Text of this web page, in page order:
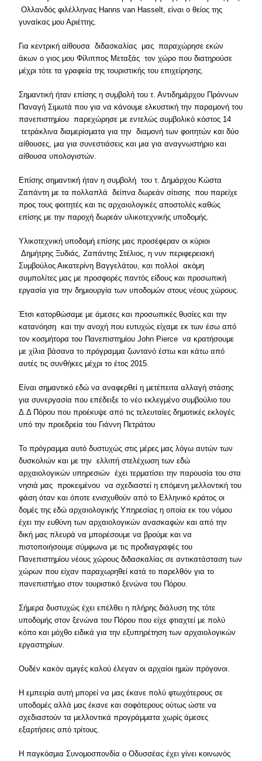
Ολλανδός φιλέλληνας Hanns van Hasselt, είναι ο θείος της
γυναίκας μου Αριέττης.
Για κεντρική αίθουσα διδασκαλίας μας παραχώρησε εκών
άκων ο γιος μου Φίλιππος Μεταξάς τον χώρο που διατηρούσε
μέχρι τότε τα γραφεία της τουριστικής του επιχείρησης.
Σημαντική ήταν επίσης η συμβολή του τ. Αντιδημάρχου Πρόννων
Παναγή Σιμωτά που για να κάνουμε ελκυστική την παραμονή του
πανεπιστημίου παρεχώρησε με εντελώς συμβολικό κόστος 14
τετράκλινα διαμερίσματα για την διαμονή των φοιτητών και δύο
αίθουσες, μια για συνεστιάσεις και μια για αναγνωστήριο και
αίθουσα υπολογιστών.
Επίσης σημαντική ήταν η συμβολή του τ. Δημάρχου Κώστα
Ζαπάντη με τα πολλαπλά δείπνα δωρεάν σίτισης που παρείχε
προς τους φοιτητές και τις αρχαιολογικές αποστολές καθώς
επίσης με την παροχή δωρεάν υλικοτεχνικής υποδομής.
Υλικοτεχνική υποδομή επίσης μας προσέφεραν οι κύριοι
Δημήτρης Ξυδιάς, Ζαπάντης Στέλιος, η νυν περιφερειακή
Συμβούλος Αικατερίνη Βαγγελάτου, και πολλοί ακόμη
συμπολίτες μας με προσφορές παντός είδους και προσωπική
εργασία για την δημιουργία των υποδομών στους νέους χώρους.
Έτσι κατορθώσαμε με άμεσες και προσωπικές θυσίες και την
κατανόηση και την ανοχή που ευτυχώς είχαμε εκ των έσω από
τον κοσμήτορα του Πανεπιστημίου John Pierce να κρατήσουμε
με χίλια βάσανα το πρόγραμμα ζωντανό έστω και κάτω από
αυτές τις συνθήκες μέχρι το έτος 2015.
Είναι σημαντικό εδώ να αναφερθεί η μετέπειτα αλλαγή στάσης
για συνεργασία που επέδειξε το νέο εκλεγμένο συμβούλιο του
Δ.Δ Πόρου που προέκυψε από τις τελευταίες δημοτικές εκλογές
υπό την προεδρεία του Γιάννη Πετράτου
Το πρόγραμμα αυτό δυστυχώς στις μέρες μας λόγω αυτών των
δυσκολιών και με την ελλιπή στελέχωση των εδώ
αρχαιολογικών υπηρεσιών έχει τερματίσει την παρουσία του στα
νησιά μας προκειμένου να σχεδιαστεί η επόμενη μελλοντική του
φάση όταν και όποτε ενισχυθούν από το Ελληνικό κράτος οι
δομές της εδώ αρχαιολογικής Υπηρεσίας η οποία εκ του νόμου
έχει την ευθύνη των αρχαιολογικών ανασκαφών και από την
δική μας πλευρά να μπορέσουμε να βρούμε και να
πιστοποιήσουμε σύμφωνα με τις προδιαγραφές του
Πανεπιστημίου νέους χώρους διδασκαλίας σε αντικατάσταση των
χώρων που είχαν παραχωρηθεί κατά το παρελθόν για το
πανεπιστήμιο στον τουριστικό ξενώνα του Πόρου.
Σήμερα δυστυχώς έχει επέλθει η πλήρης διάλυση της τότε
υποδομής στον ξενώνα του Πόρου που είχε φτιαχτεί με πολύ
κόπο και μόχθο ειδικά για την εξυπηρέτηση των αρχαιολογικών
εργαστηρίων.
Ουδέν κακόν αμιγές καλού έλεγαν οι αρχαίοι ημών πρόγονοι.
Η εμπειρία αυτή μπορεί να μας έκανε πολύ φτωχότερους σε
υποδομές αλλά μας έκανε και σοφότερους ούτως ώστε να
σχεδιαστούν τα μελλοντικά προγράμματα χωρίς άμεσες
εξαρτήσεις από τρίτους.
Η παγκόσμια Συνομοσπονδία ο Οδυσσέας έχει γίνει κοινωνός